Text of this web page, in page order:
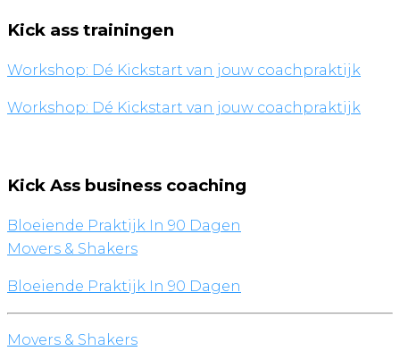
Kick ass trainingen
Workshop: Dé Kickstart van jouw coachpraktijk
Workshop: Dé Kickstart van jouw coachpraktijk
Kick Ass business coaching
Bloeiende Praktijk In 90 Dagen
Movers & Shakers
Bloeiende Praktijk In 90 Dagen
Movers & Shakers